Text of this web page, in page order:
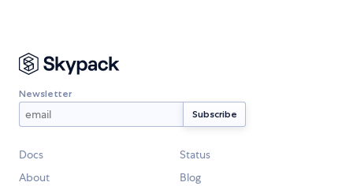
Newsletter
Docs
Status
About
Blog